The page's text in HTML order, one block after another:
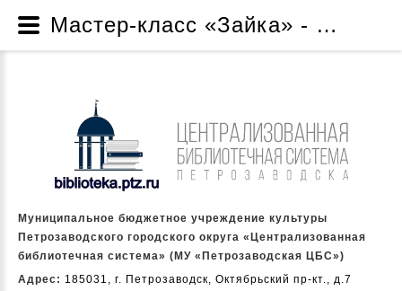
Муниципальное бюджетное учреждение культуры
Петрозаводского городского округа «Централизованная
библиотечная система» (МУ «Петрозаводская ЦБС»)
Адрес: 185031, г. Петрозаводск, Октябрьский пр-кт., д.7
Мастер-класс «Зайка» - Мастер-классы - Библиотеки предлагают - Читателям - Муниципальное бюджетное учреждение культуры Петрозаводского городского округа «Централизованная библиотечная система» (МУ «Петрозаводская ЦБС»)